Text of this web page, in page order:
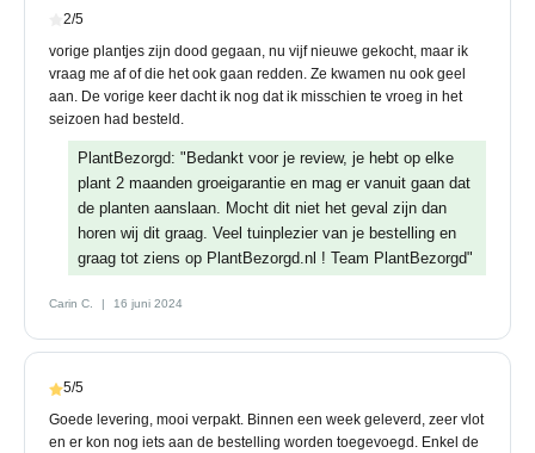
2/5
vorige plantjes zijn dood gegaan, nu vijf nieuwe gekocht, maar ik
vraag me af of die het ook gaan redden. Ze kwamen nu ook geel
aan. De vorige keer dacht ik nog dat ik misschien te vroeg in het
seizoen had besteld.
PlantBezorgd: "Bedankt voor je review, je hebt op elke
plant 2 maanden groeigarantie en mag er vanuit gaan dat
de planten aanslaan. Mocht dit niet het geval zijn dan
horen wij dit graag. Veel tuinplezier van je bestelling en
graag tot ziens op PlantBezorgd.nl ! Team PlantBezorgd"
Carin C. 16 juni 2024
5/5
Goede levering, mooi verpakt. Binnen een week geleverd, zeer vlot
en er kon nog iets aan de bestelling worden toegevoegd. Enkel de